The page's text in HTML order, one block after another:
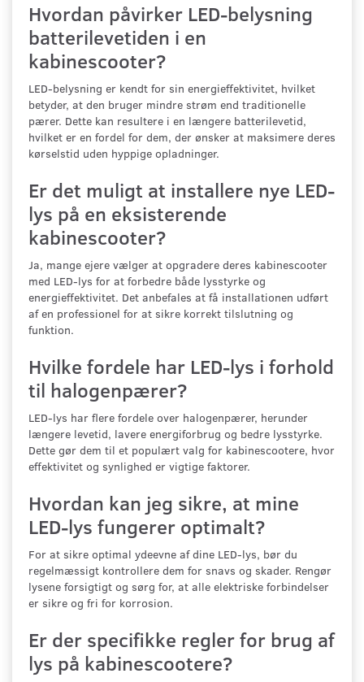
Hvordan påvirker LED-belysning
batterilevetiden i en
kabinescooter?
LED-belysning er kendt for sin energieffektivitet, hvilket
betyder, at den bruger mindre strøm end traditionelle
pærer. Dette kan resultere i en længere batterilevetid,
hvilket er en fordel for dem, der ønsker at maksimere deres
kørselstid uden hyppige opladninger.
Er det muligt at installere nye LED-
lys på en eksisterende
kabinescooter?
Ja, mange ejere vælger at opgradere deres kabinescooter
med LED-lys for at forbedre både lysstyrke og
energieffektivitet. Det anbefales at få installationen udført
af en professionel for at sikre korrekt tilslutning og
funktion.
Hvilke fordele har LED-lys i forhold
til halogenpærer?
LED-lys har flere fordele over halogenpærer, herunder
længere levetid, lavere energiforbrug og bedre lysstyrke.
Dette gør dem til et populært valg for kabinescootere, hvor
effektivitet og synlighed er vigtige faktorer.
Hvordan kan jeg sikre, at mine
LED-lys fungerer optimalt?
For at sikre optimal ydeevne af dine LED-lys, bør du
regelmæssigt kontrollere dem for snavs og skader. Rengør
lysene forsigtigt og sørg for, at alle elektriske forbindelser
er sikre og fri for korrosion.
Er der specifikke regler for brug af
lys på kabinescootere?